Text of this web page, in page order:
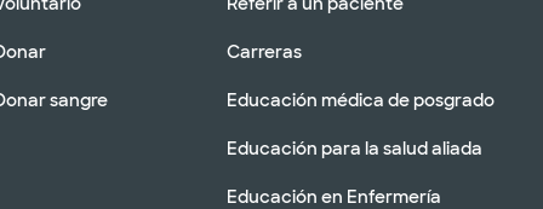
sangre
Carreras
Educación médica de posgrado
Educación para la salud aliada
Educación en Enfermería